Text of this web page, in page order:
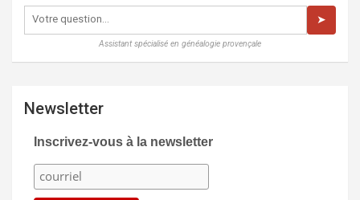
➤
Assistant spécialisé en généalogie provençale
Newsletter
Inscrivez-vous à la newsletter